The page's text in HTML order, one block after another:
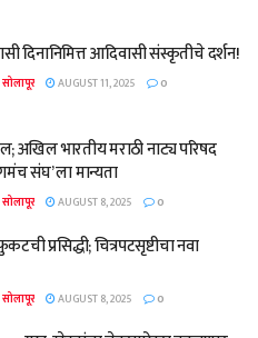
दिनानिमित्त आदिवासी संस्कृतीचे दर्शन!
AUGUST 11, 2025 0
अखिल भारतीय मराठी नाट्य परिषद
संघ’ ला मान्यता
AUGUST 8, 2025 0
प्रसिद्धी; चित्रपटसृष्टीचा नवा
AUGUST 8, 2025 0